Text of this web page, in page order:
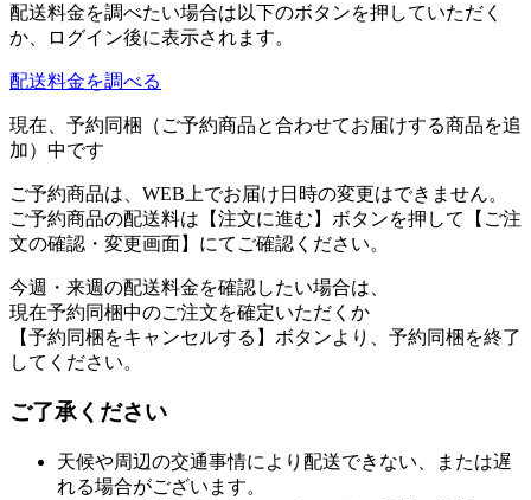
配送料金を調べたい場合は以下のボタンを押していただく
か、ログイン後に表示されます。
配送料金を調べる
現在、予約同梱（ご予約商品と合わせてお届けする商品を追
加）中です
ご予約商品は、WEB上でお届け日時の変更はできません。
ご予約商品の配送料は【注文に進む】ボタンを押して【ご注
文の確認・変更画面】にてご確認ください。
今週・来週の配送料金を確認したい場合は、
現在予約同梱中のご注文を確定いただくか
【予約同梱をキャンセルする】ボタンより、予約同梱を終了
してください。
ご了承ください
天候や周辺の交通事情により配送できない、または遅
れる場合がございます。